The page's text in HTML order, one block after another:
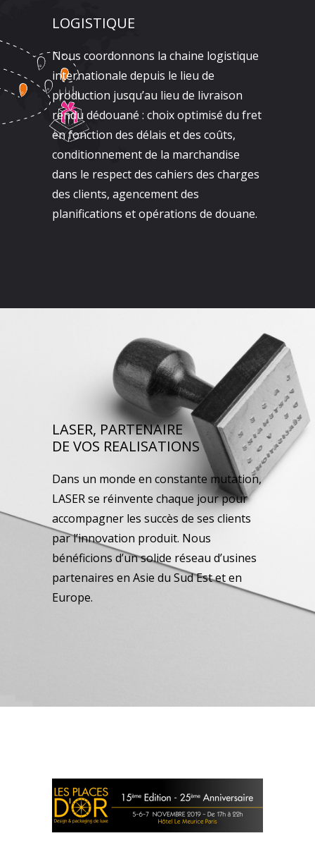
LOGISTIQUE
Nous coordonnons la chaine logistique
internationale depuis le lieu de
production jusqu’au lieu de livraison
rendu dédouané : choix optimisé du fret
en fonction des délais et des coûts,
conditionnement de la marchandise
dans le respect des cahiers des charges
des clients, agencement des
planifications et opérations de douane.
LASER, PARTENAIRE
DE VOS REALISATIONS
Dans un monde en constante mutation,
LASER se réinvente chaque jour pour
accompagner les succès de ses clients
par l’innovation produit. Nous
bénéficions d’un solide réseau d’usines
partenaires en Asie du Sud Est et en
Europe.